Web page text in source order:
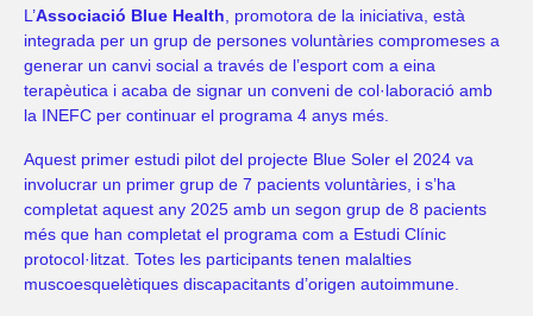
L’Associació Blue Health , promotora de la iniciativa, està
integrada per un grup de persones voluntàries compromeses a
generar un canvi social a través de l’esport com a eina
terapèutica i acaba de signar un conveni de col·laboració amb
la INEFC per continuar el programa 4 anys més.
Aquest primer estudi pilot del projecte Blue Soler el 2024 va
involucrar un primer grup de 7 pacients voluntàries, i s’ha
completat aquest any 2025 amb un segon grup de 8 pacients
més que han completat el programa com a Estudi Clínic
protocol·litzat. Totes les participants tenen malalties
muscoesquelètiques discapacitants d’origen autoimmune.